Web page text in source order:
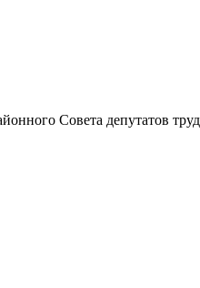
Совета депутатов